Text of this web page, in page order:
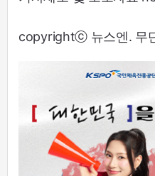
copyrightⓒ 뉴스엔. 무